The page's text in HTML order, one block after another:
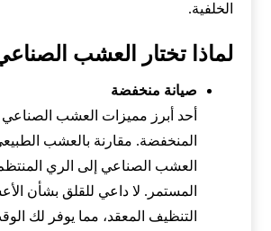
الخلفية.
لماذا تختار العشب
صيانة منخفضة
أحد أبرز مميزات العشب الصناعي
المنخفضة. مقارنة بالعشب
العشب الصناعي إلى الري
المستمر. لا داعي للقلق بشأن
التنظيف المعقد، مما يوفر لك